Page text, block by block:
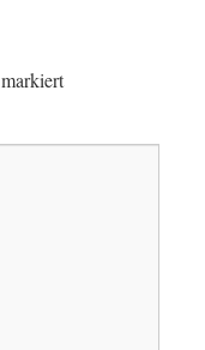
markiert